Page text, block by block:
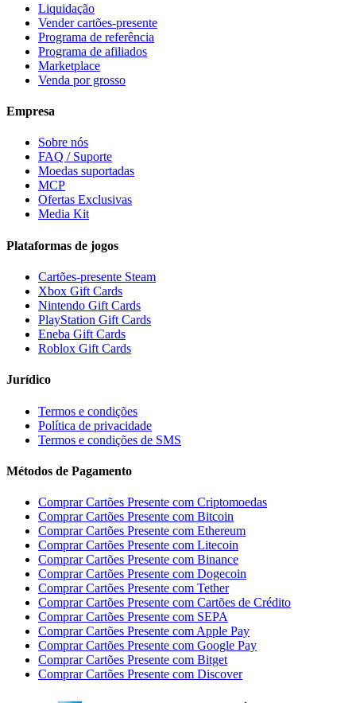
Liquidação
Vender cartões-presente
Programa de referência
Programa de afiliados
Marketplace
Venda por grosso
Empresa
Sobre nós
FAQ / Suporte
Moedas suportadas
MCP
Ofertas Exclusivas
Media Kit
Plataformas de jogos
Cartões-presente Steam
Xbox Gift Cards
Nintendo Gift Cards
PlayStation Gift Cards
Eneba Gift Cards
Roblox Gift Cards
Jurídico
Termos e condições
Política de privacidade
Termos e condições de SMS
Métodos de Pagamento
Comprar Cartões Presente com Criptomoedas
Comprar Cartões Presente com Bitcoin
Comprar Cartões Presente com Ethereum
Comprar Cartões Presente com Litecoin
Comprar Cartões Presente com Binance
Comprar Cartões Presente com Dogecoin
Comprar Cartões Presente com Tether
Comprar Cartões Presente com Cartões de Crédito
Comprar Cartões Presente com SEPA
Comprar Cartões Presente com Apple Pay
Comprar Cartões Presente com Google Pay
Comprar Cartões Presente com Bitget
Comprar Cartões Presente com Discover